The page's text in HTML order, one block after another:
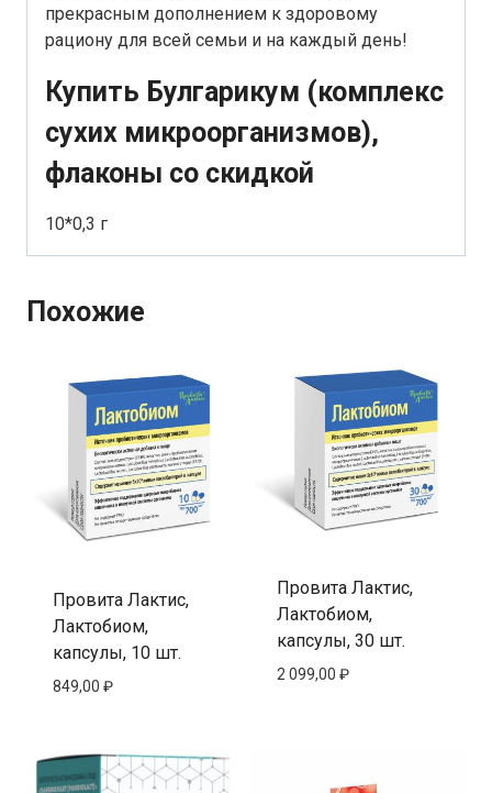
прекрасным дополнением к здоровому
рациону для всей семьи и на каждый день!
Купить Булгарикум (комплекс
сухих микроорганизмов),
флаконы со скидкой
10*0,3 г
Похожие
Провита Лактис,
Лактобиом,
капсулы, 10 шт.
849,00 ₽
Провита Лактис,
Лактобиом,
капсулы, 30 шт.
2 099,00 ₽